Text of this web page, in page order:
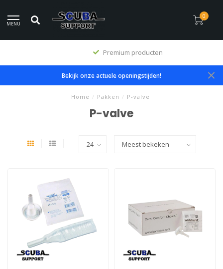
MENU
0
Premium producten
Bekijk onze actuele openingstijden!
Home / Pakken / P-valve
P-valve